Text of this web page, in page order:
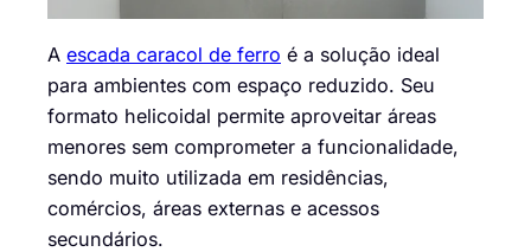
A escada caracol de ferro é a solução ideal
para ambientes com espaço reduzido. Seu
formato helicoidal permite aproveitar áreas
menores sem comprometer a funcionalidade,
sendo muito utilizada em residências,
comércios, áreas externas e acessos
secundários.